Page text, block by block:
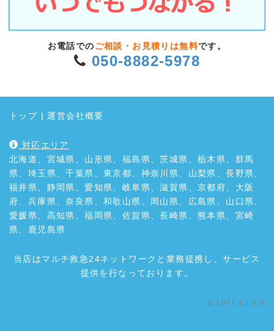
お電話での ご相談・お見積りは無料です。
050-8882-5978
トップ |運営会社概要
対応エリア
北海道、宮城県、山形県、福島県、茨城県、栃木県、群馬
県、埼玉県、千葉県、東京都、神奈川県、山梨県、長野県、
福井県、静岡県、愛知県、岐阜県、滋賀県、京都府、大阪
府、兵庫県、奈良県、和歌山県、岡山県、広島県、山口県、
愛媛県、高知県、福岡県、佐賀県、長崎県、熊本県、宮崎
県、鹿児島県
当店はマルチ救急24ネットワークと業務提携し、サービス
提供を行なっております。
a:1941 t:1 y:0